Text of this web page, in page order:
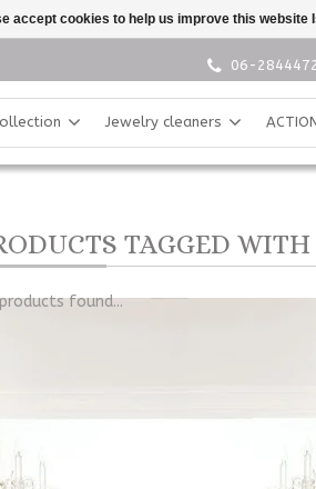
06-
Jewelry cleaners
TAGGED
found...
accept cookies to help us improve this website